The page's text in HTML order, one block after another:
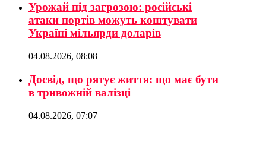
Урожай під загрозою: російські
атаки портів можуть коштувати
Україні мільярди доларів
04.08.2026, 08:08
Досвід, що рятує життя: що має бути
в тривожній валізці
04.08.2026, 07:07